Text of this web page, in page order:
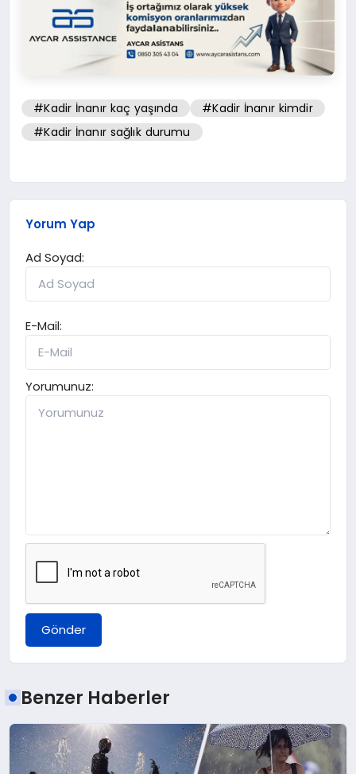
#Kadir İnanır kaç yaşında
#Kadir İnanır kimdir
#Kadir İnanır sağlık durumu
Yorum Yap
Ad Soyad:
E-Mail:
Yorumunuz:
Gönder
Benzer Haberler